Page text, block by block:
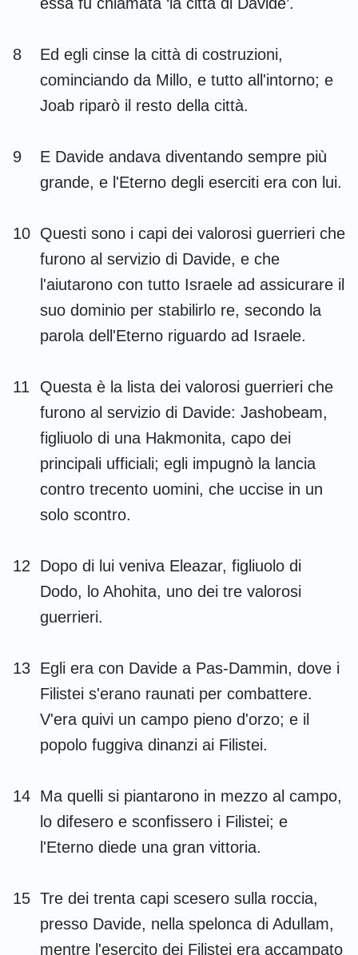
8
Ed egli cinse la città di costruzioni,
cominciando da Millo, e tutto all'intorno; e
Joab riparò il resto della città.
9
E Davide andava diventando sempre più
grande, e l'Eterno degli eserciti era con lui.
10 Questi sono i capi dei valorosi guerrieri che
furono al servizio di Davide, e che
l'aiutarono con tutto Israele ad assicurare il
suo dominio per stabilirlo re, secondo la
parola dell'Eterno riguardo ad Israele.
11
Questa è la lista dei valorosi guerrieri che
furono al servizio di Davide: Jashobeam,
figliuolo di una Hakmonita, capo dei
principali ufficiali; egli impugnò la lancia
contro trecento uomini, che uccise in un
solo scontro.
12
Dopo di lui veniva Eleazar, figliuolo di
Dodo, lo Ahohita, uno dei tre valorosi
guerrieri.
13 Egli era con Davide a Pas-Dammin, dove i
Filistei s'erano raunati per combattere.
V'era quivi un campo pieno d'orzo; e il
popolo fuggiva dinanzi ai Filistei.
14 Ma quelli si piantarono in mezzo al campo,
lo difesero e sconfissero i Filistei; e
l'Eterno diede una gran vittoria.
15 Tre dei trenta capi scesero sulla roccia,
presso Davide, nella spelonca di Adullam,
mentre l'esercito dei Filistei era accampato